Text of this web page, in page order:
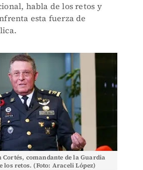
habla de los retos y
esta fuerza de
comandante de la Guardia
los retos. (Foto: Araceli López)